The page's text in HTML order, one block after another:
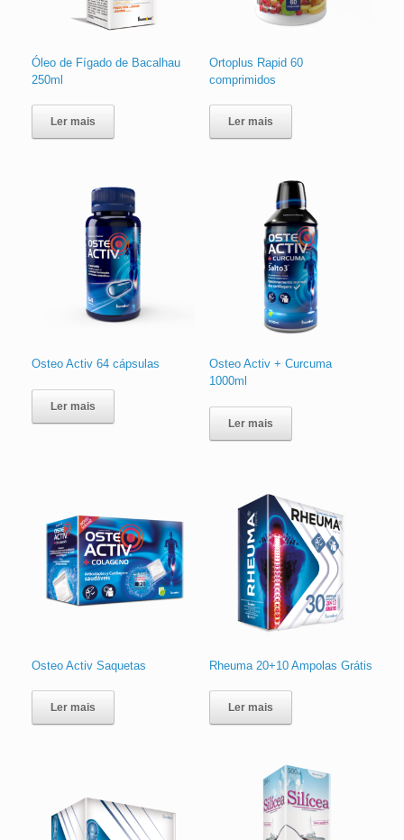
Óleo de Fígado de Bacalhau
250ml
Ler mais
Ortoplus Rapid 60
comprimidos
Ler mais
Osteo Activ 64 cápsulas
Ler mais
Osteo Activ + Curcuma
1000ml
Ler mais
Osteo Activ Saquetas
Ler mais
Rheuma 20+10 Ampolas Grátis
Ler mais